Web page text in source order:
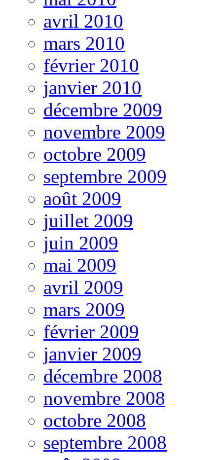
avril 2010
mars 2010
février 2010
janvier 2010
décembre 2009
novembre 2009
octobre 2009
septembre 2009
août 2009
juillet 2009
juin 2009
mai 2009
avril 2009
mars 2009
février 2009
janvier 2009
décembre 2008
novembre 2008
octobre 2008
septembre 2008